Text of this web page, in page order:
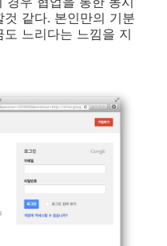
같다. 본인만의 기분
느리다는 느낌을 지